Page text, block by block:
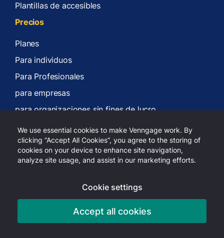
We use essential cookies to make Venngage work. By
clicking “Accept All Cookies”, you agree to the storing of
cookies on your device to enhance site navigation,
analyze site usage, and assist in our marketing efforts.
Cookie settings
Accept all cookies
Plantillas de accesibles
Precios
Planes
Para individuos
Para Profesionales
para empresas
para organizaciones sin fines de lucro
Compañía
Sobre nosotros
Carreras
Centro de ayuda
Declaración de accesibilidad